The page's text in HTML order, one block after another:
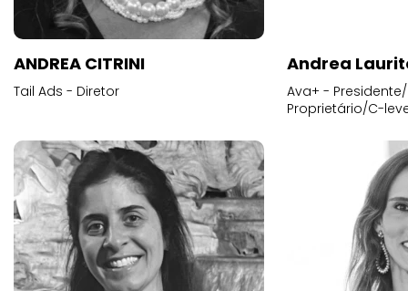
ANDREA CITRINI
Tail Ads - Diretor
Andrea
Ava+ -
Proprietário/C-